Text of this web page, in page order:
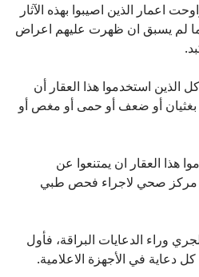
اعمار الذين اصيبوا بهذه الآثار
ما بين 20 الى 32 عاما لم يسبق ان ظهرت عليهم اعراض
الذين استخدموا هذا العقار أن
بغثيان أو ضعف أو حمى أو مغص أو
هذا العقار ان يمتنعوا عن
مركز صحي لاجراء فحص طبي
وراء الدعايات البراقة، فأول
دعاية في الأجهزة الاعلامية.